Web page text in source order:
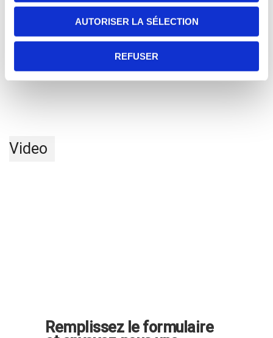
AUTORISER LA SÉLECTION
REFUSER
Kit déverrouillage de secours
Video
Remplissez le formulaire